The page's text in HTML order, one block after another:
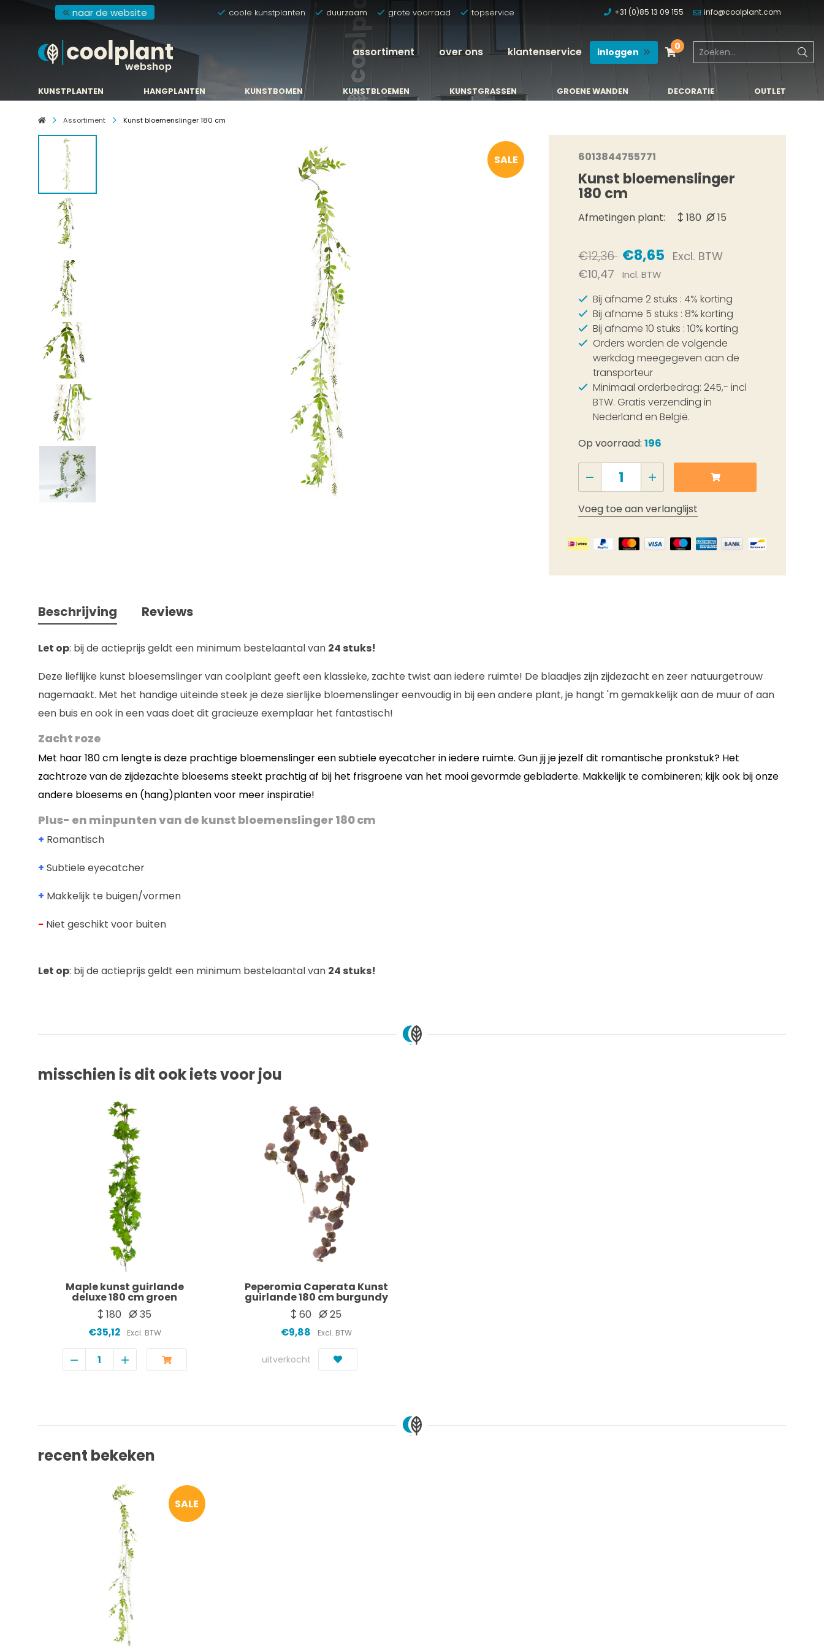
naar de website coole kunstplanten duurzaam grote voorraad topservice +31 (0)85 13 09 155 info@coolplant.com
webshop
assortiment over ons klantenservice inloggen 0
KUNSTPLANTEN HANGPLANTEN KUNSTBOMEN KUNSTBLOEMEN KUNSTGRASSEN GROENE WANDEN DECORATIE OUTLET
KUNSTPLANTEN HANGPLANTEN KUNSTBOMEN KUNSTBLOEMEN KUNSTGRASSEN GROENE WANDEN DECORATIE OUTLET
Assortiment Kunst bloemenslinger 180 cm
SALE 6013844755771
Kunst bloemenslinger
180 cm
Afmetingen plant: 180 15
€12,36 €8,65 Excl. BTW
€10,47
Incl. BTW
Bij afname 2 stuks : 4% korting
Bij afname 5 stuks : 8% korting
Bij afname 10 stuks : 10% korting
Orders worden de volgende
werkdag meegegeven aan de
transporteur
Minimaal orderbedrag: 245,- incl
BTW. Gratis verzending in
Nederland en België.
Op voorraad:196
Voeg toe aan verlanglijst
Beschrijving Reviews
Let op: bij de actieprijs geldt een minimum bestelaantal van 24 stuks!
Deze lieflijke kunst bloesemslinger van coolplant geeft een klassieke, zachte twist aan iedere ruimte! De blaadjes zijn zijdezacht en zeer natuurgetrouw
nagemaakt. Met het handige uiteinde steek je deze sierlijke bloemenslinger eenvoudig in bij een andere plant, je hangt 'm gemakkelijk aan de muur of aan
een buis en ook in een vaas doet dit gracieuze exemplaar het fantastisch!
Zacht roze
Met haar 180 cm lengte is deze prachtige bloemenslinger een subtiele eyecatcher in iedere ruimte. Gun jij je jezelf dit romantische pronkstuk? Het
zachtroze van de zijdezachte bloesems steekt prachtig af bij het frisgroene van het mooi gevormde gebladerte. Makkelijk te combineren; kijk ook bij onze
andere bloesems en (hang)planten voor meer inspiratie!
Plus- en minpunten van de kunst bloemenslinger 180 cm
+ Romantisch
+ Subtiele eyecatcher
+ Makkelijk te buigen/vormen
- Niet geschikt voor buiten
Let op: bij de actieprijs geldt een minimum bestelaantal van 24 stuks!
misschien is dit ook iets voor jou
Maple kunst guirlande
deluxe 180 cm groen
180
35
€35,12 Excl. BTW
Peperomia Caperata Kunst
guirlande 180 cm burgundy
60
25
€9,88 Excl. BTW
uitverkocht
recent bekeken
SALE